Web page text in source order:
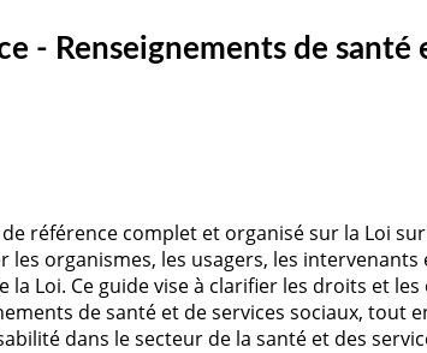
- Renseignements de santé
référence complet et organisé sur la Loi
les organismes, les usagers, les
la Loi. Ce guide vise à clarifier les droits et
de santé et de services sociaux, tout
dans le secteur de la santé et des